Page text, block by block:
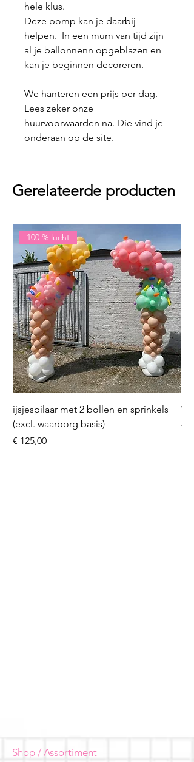
hele klus.
Deze pomp kan je daarbij
helpen. In een mum van tijd zijn
al je ballonnenn opgeblazen en
kan je beginnen decoreren.
We hanteren een prijs per dag.
Lees zeker onze
huurvoorwaarden na. Die vind je
onderaan op de site.
Gerelateerde producten
100 % lucht
ijsjespilaar met 2 bollen en sprinkels
(excl. waarborg basis)
Prijs
€ 125,00
Prijs
€
Shop / Assortiment